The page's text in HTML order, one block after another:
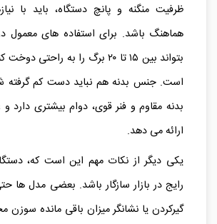
ظرفیت منگنه و پانچ دستگاه، باید با
هماهنگ باشد. برای استفاده‌ های معمول
بتواند بین ۱۵ تا ۲۰ برگ را به‌
است. جنس بدنه هم نباید دست‌ کم گرفته
بدنه مقاوم و فنر قوی، دوام بیشتری دارد
ارائه می‌ دهد.
یکی دیگر از نکات مهم این است که،
رایج در بازار سازگار باشد. بعضی مدل‌ ها
گیرکردن یا نشانگر میزان باقی‌ مانده سوزن